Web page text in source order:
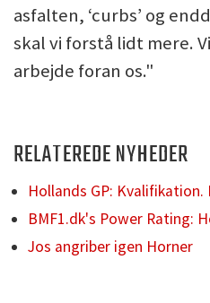
asfalten, ‘curbs’ og
skal vi forstå lidt mere.
arbejde foran os."
RELATEREDE NYHEDER
Hollands GP: Kvalifikation.
BMF1.dk's Power Rating:
Jos angriber igen Horner